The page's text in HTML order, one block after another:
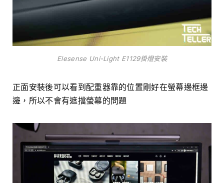
Elesense Uni-Light E1129掛燈安裝
正面安裝後可以看到配重器靠的位置剛好在螢幕邊框邊
邊，所以不會有遮擋螢幕的問題